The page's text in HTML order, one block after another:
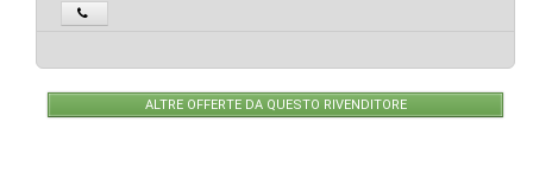
ALTRE OFFERTE DA QUESTO RIVENDITORE